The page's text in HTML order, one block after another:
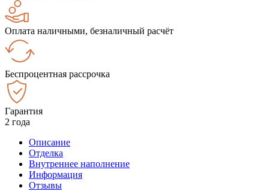
Оплата наличными, безналичный расчёт
Беспроцентная рассрочка
Гарантия
2 года
Описание
Отделка
Внутреннее наполнение
Информация
Отзывы